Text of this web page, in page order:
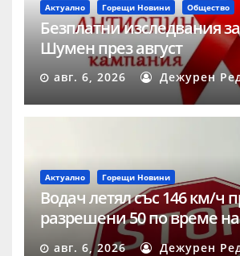
Актуално Горещи Новини Общество
Безплатни изследвания
Шумен през август
авг. 6, 2026 Дежурен
Актуално Горещи Новини
Водач летял със 146 км/ч
разрешени 50 по време
„Скорост“ в Шумен
авг. 6, 2026 Дежурен